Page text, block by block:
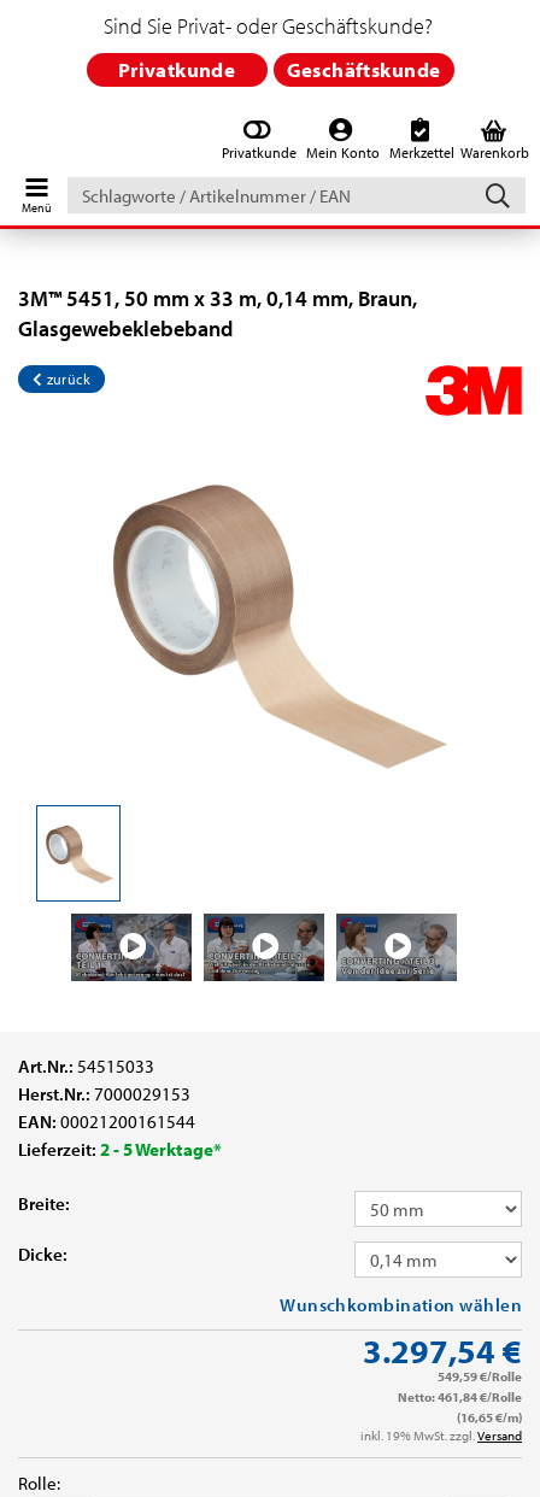
Privatkunde Mein Konto Merkzettel Warenkorb
Schlagworte
/
Artikelnummer
EAN
Sind Sie Privat- oder Geschäftskunde?
Privatkunde Geschäftskunde
3M™ 5451, 50 mm x 33 m, 0,14 mm, Braun,
Glasgewebeklebeband
zurück
Art.Nr.: 54515033
Herst.Nr.: 7000029153
EAN: 00021200161544
Lieferzeit: 2 - 5 Werktage*
Breite:
Dicke:
Wunschkombination wählen
3.297,54 €
549,59 €/Rolle
Netto: 461,84 €/Rolle
(16,65 €/m)
inkl. 19% MwSt. zzgl.Versand
Rolle: